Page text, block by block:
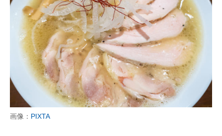
ちょっと気になるネットの話題
画像： PIXTA